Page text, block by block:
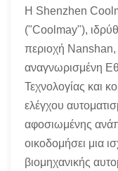
Η Shenzhen
("Coolmay"),
περιοχή Nanshan,
αναγνωρισμένη
Τεχνολογίας και
ελέγχου
αφοσιωμένης
οικοδομήσει μια
βιομηχανικής